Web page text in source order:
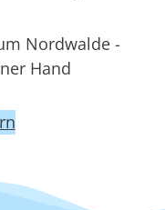
Nordwalde -
Hand